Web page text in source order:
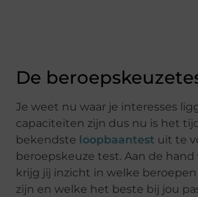
De
Je weet nu waar je interesses
capaciteiten zijn dus nu is het
bekendste loopbaantest uit te
beroepskeuze test. Aan de
krijg jij inzicht in welke
zijn en welke het beste bij jou